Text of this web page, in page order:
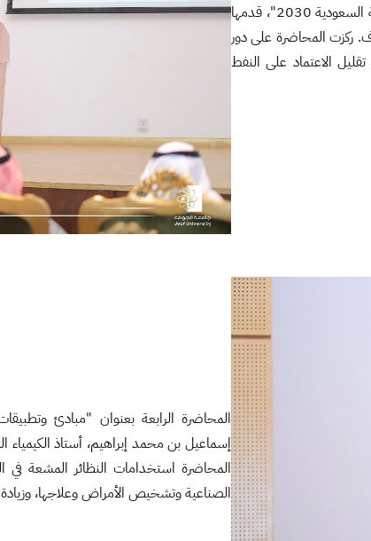
المحاضرة الثالثة بعنوان "الريادة في الطاقة والصناعة كركائز لرؤية المملكة العربية السعودية 2030"، قدمها
ركزت المحاضرة على دور
في تحقيق أهداف رؤية 2030، من خلال تقليل الاعتماد على النفط
المحاضرة الرابعة بعنوان "مبادئ
إسماعيل بن محمد إبراهيم، أستاذ الكيمياء
المحاضرة استخدامات النظائر المشعة في
الصناعية وتشخيص الأمراض وعلاجها، وزيادة